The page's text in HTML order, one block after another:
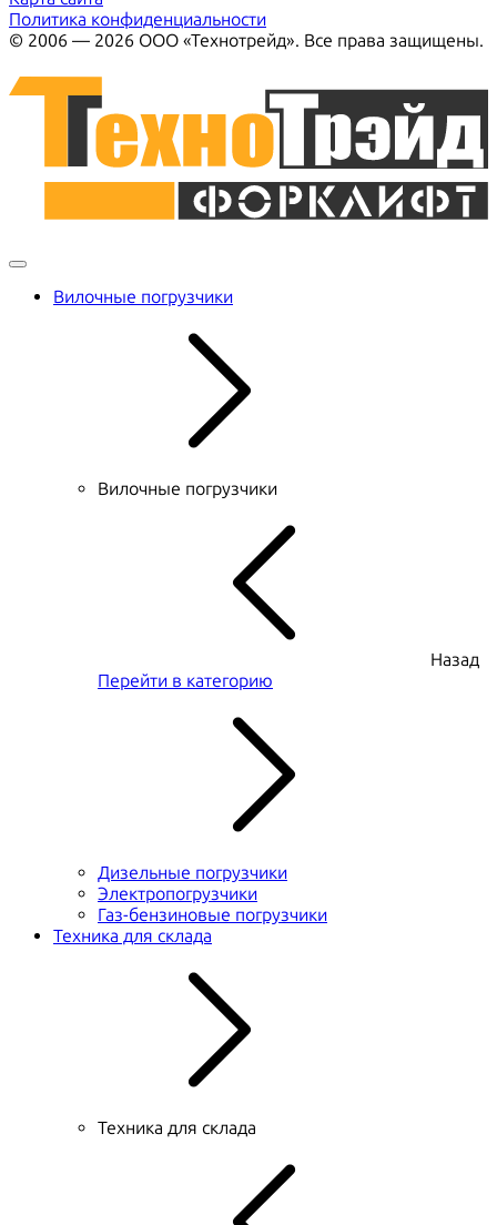
Политика конфиденциальности
© 2006 — 2026 ООО «Технотрейд». Все права защищены.
Вилочные погрузчики
Вилочные погрузчики
Назад
Перейти в категорию
Дизельные погрузчики
Электропогрузчики
Газ-бензиновые погрузчики
Техника для склада
Техника для склада